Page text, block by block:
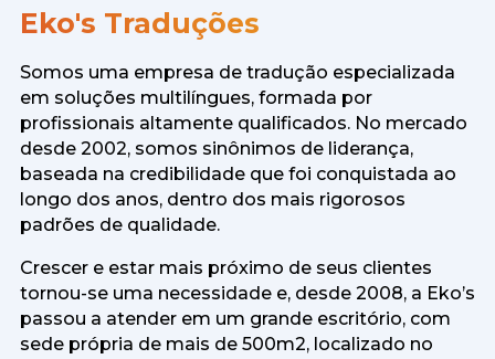
Eko's Traduções
Somos uma empresa de tradução especializada
em soluções multilíngues, formada por
profissionais altamente qualificados. No mercado
desde 2002, somos sinônimos de liderança,
baseada na credibilidade que foi conquistada ao
longo dos anos, dentro dos mais rigorosos
padrões de qualidade.
Crescer e estar mais próximo de seus clientes
tornou-se uma necessidade e, desde 2008, a Eko’s
passou a atender em um grande escritório, com
sede própria de mais de 500m2, localizado no